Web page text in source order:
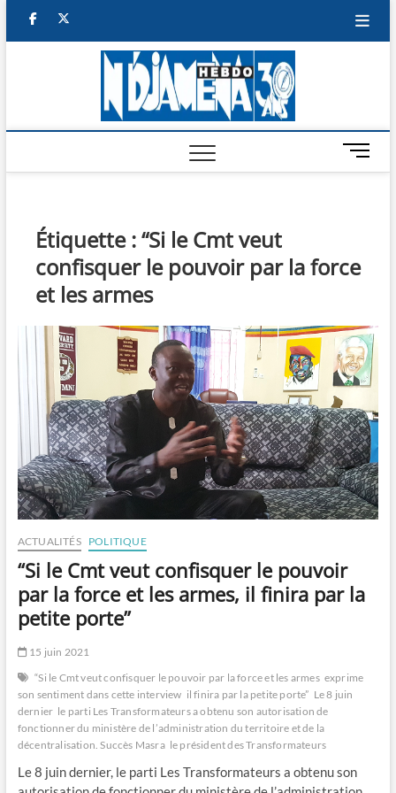
facebook
M
e
t
n
Étiquette :“Si le Cmt veut
confisquer le pouvoir par la force
et les armes
ACTUALITÉS POLITIQUE
“Si le Cmt veut confisquer le pouvoir
par la force et les armes, il finira par la
petite porte”
15 juin 2021
“Si le Cmt veut confisquer le pouvoir par la force et les armes exprime
son sentiment dans cette interview il finira par la petite porte” Le 8 juin
dernier le parti Les Transformateurs a obtenu son autorisation de
fonctionner du ministère de l’administration du territoire et de la
décentralisation. Succès Masra le président des Transformateurs
Le 8 juin dernier, le parti Les Transformateurs a obtenu son